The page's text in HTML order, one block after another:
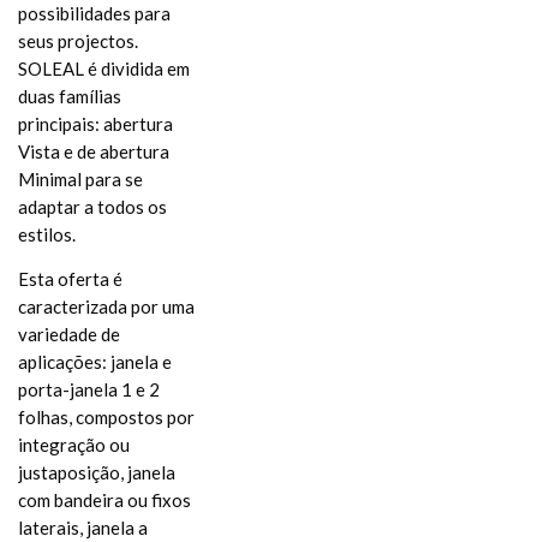
possibilidades para
seus projectos.
SOLEAL é dividida em
duas famílias
principais: abertura
Vista e de abertura
Minimal para se
adaptar a todos os
estilos.
Esta oferta é
caracterizada por uma
variedade de
aplicações: janela e
porta-janela 1 e 2
folhas, compostos por
integração ou
justaposição, janela
com bandeira ou fixos
laterais, janela a